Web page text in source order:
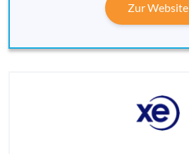
Zur Website